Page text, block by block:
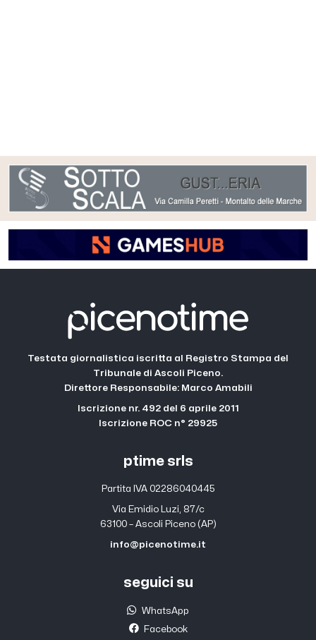
Testata giornalistica iscritta al Registro Stampa del
Tribunale di Ascoli Piceno.
Direttore Responsabile: Marco Amabili
Iscrizione nr. 492 del 6 aprile 2011
Iscrizione ROC n° 29925
ptime srls
Partita IVA 02286040445
Via Emidio Luzi, 87/c
63100 – Ascoli Piceno (AP)
info@picenotime.it
seguici su
WhatsApp
Facebook